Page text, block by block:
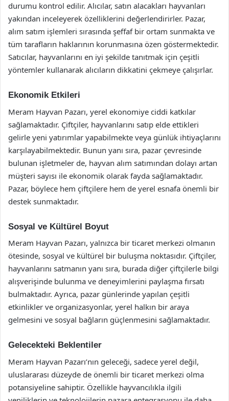
durumu kontrol edilir. Alıcılar, satın alacakları hayvanları
yakından inceleyerek özelliklerini değerlendirirler. Pazar,
alım satım işlemleri sırasında şeffaf bir ortam sunmakta ve
tüm tarafların haklarının korunmasına özen göstermektedir.
Satıcılar, hayvanlarını en iyi şekilde tanıtmak için çeşitli
yöntemler kullanarak alıcıların dikkatini çekmeye çalışırlar.
Ekonomik Etkileri
Meram Hayvan Pazarı, yerel ekonomiye ciddi katkılar
sağlamaktadır. Çiftçiler, hayvanlarını satıp elde ettikleri
gelirle yeni yatırımlar yapabilmekte veya günlük ihtiyaçlarını
karşılayabilmektedir. Bunun yanı sıra, pazar çevresinde
bulunan işletmeler de, hayvan alım satımından dolayı artan
müşteri sayısı ile ekonomik olarak fayda sağlamaktadır.
Pazar, böylece hem çiftçilere hem de yerel esnafa önemli bir
destek sunmaktadır.
Sosyal ve Kültürel Boyut
Meram Hayvan Pazarı, yalnızca bir ticaret merkezi olmanın
ötesinde, sosyal ve kültürel bir buluşma noktasıdır. Çiftçiler,
hayvanlarını satmanın yanı sıra, burada diğer çiftçilerle bilgi
alışverişinde bulunma ve deneyimlerini paylaşma fırsatı
bulmaktadır. Ayrıca, pazar günlerinde yapılan çeşitli
etkinlikler ve organizasyonlar, yerel halkın bir araya
gelmesini ve sosyal bağların güçlenmesini sağlamaktadır.
Gelecekteki Beklentiler
Meram Hayvan Pazarı’nın geleceği, sadece yerel değil,
uluslararası düzeyde de önemli bir ticaret merkezi olma
potansiyeline sahiptir. Özellikle hayvancılıkla ilgili